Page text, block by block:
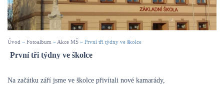
Úvod » Fotoalbum » Akce MŠ » První tři týdny ve školce
První tři týdny ve školce
Na začátku září jsme ve školce přivítali nové kamarády,